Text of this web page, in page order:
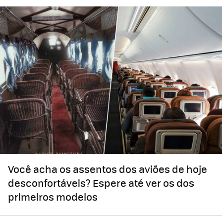
Você acha os assentos dos aviões de hoje
desconfortáveis? Espere até ver os dos
primeiros modelos